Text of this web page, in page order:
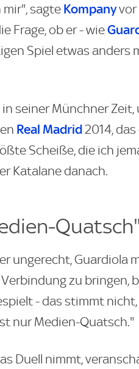
sagte Kompanyvor
Frage, ob er - wie
Spiel etwas anders
seiner Münchner Zeit,
Real Madrid2014,
Scheiße, die ich
Katalane danach.
Quatsch"
ungerecht, Guardiola
zu bringen,
- das stimmt
nur Medien-Quatsch."
Duell nimmt,